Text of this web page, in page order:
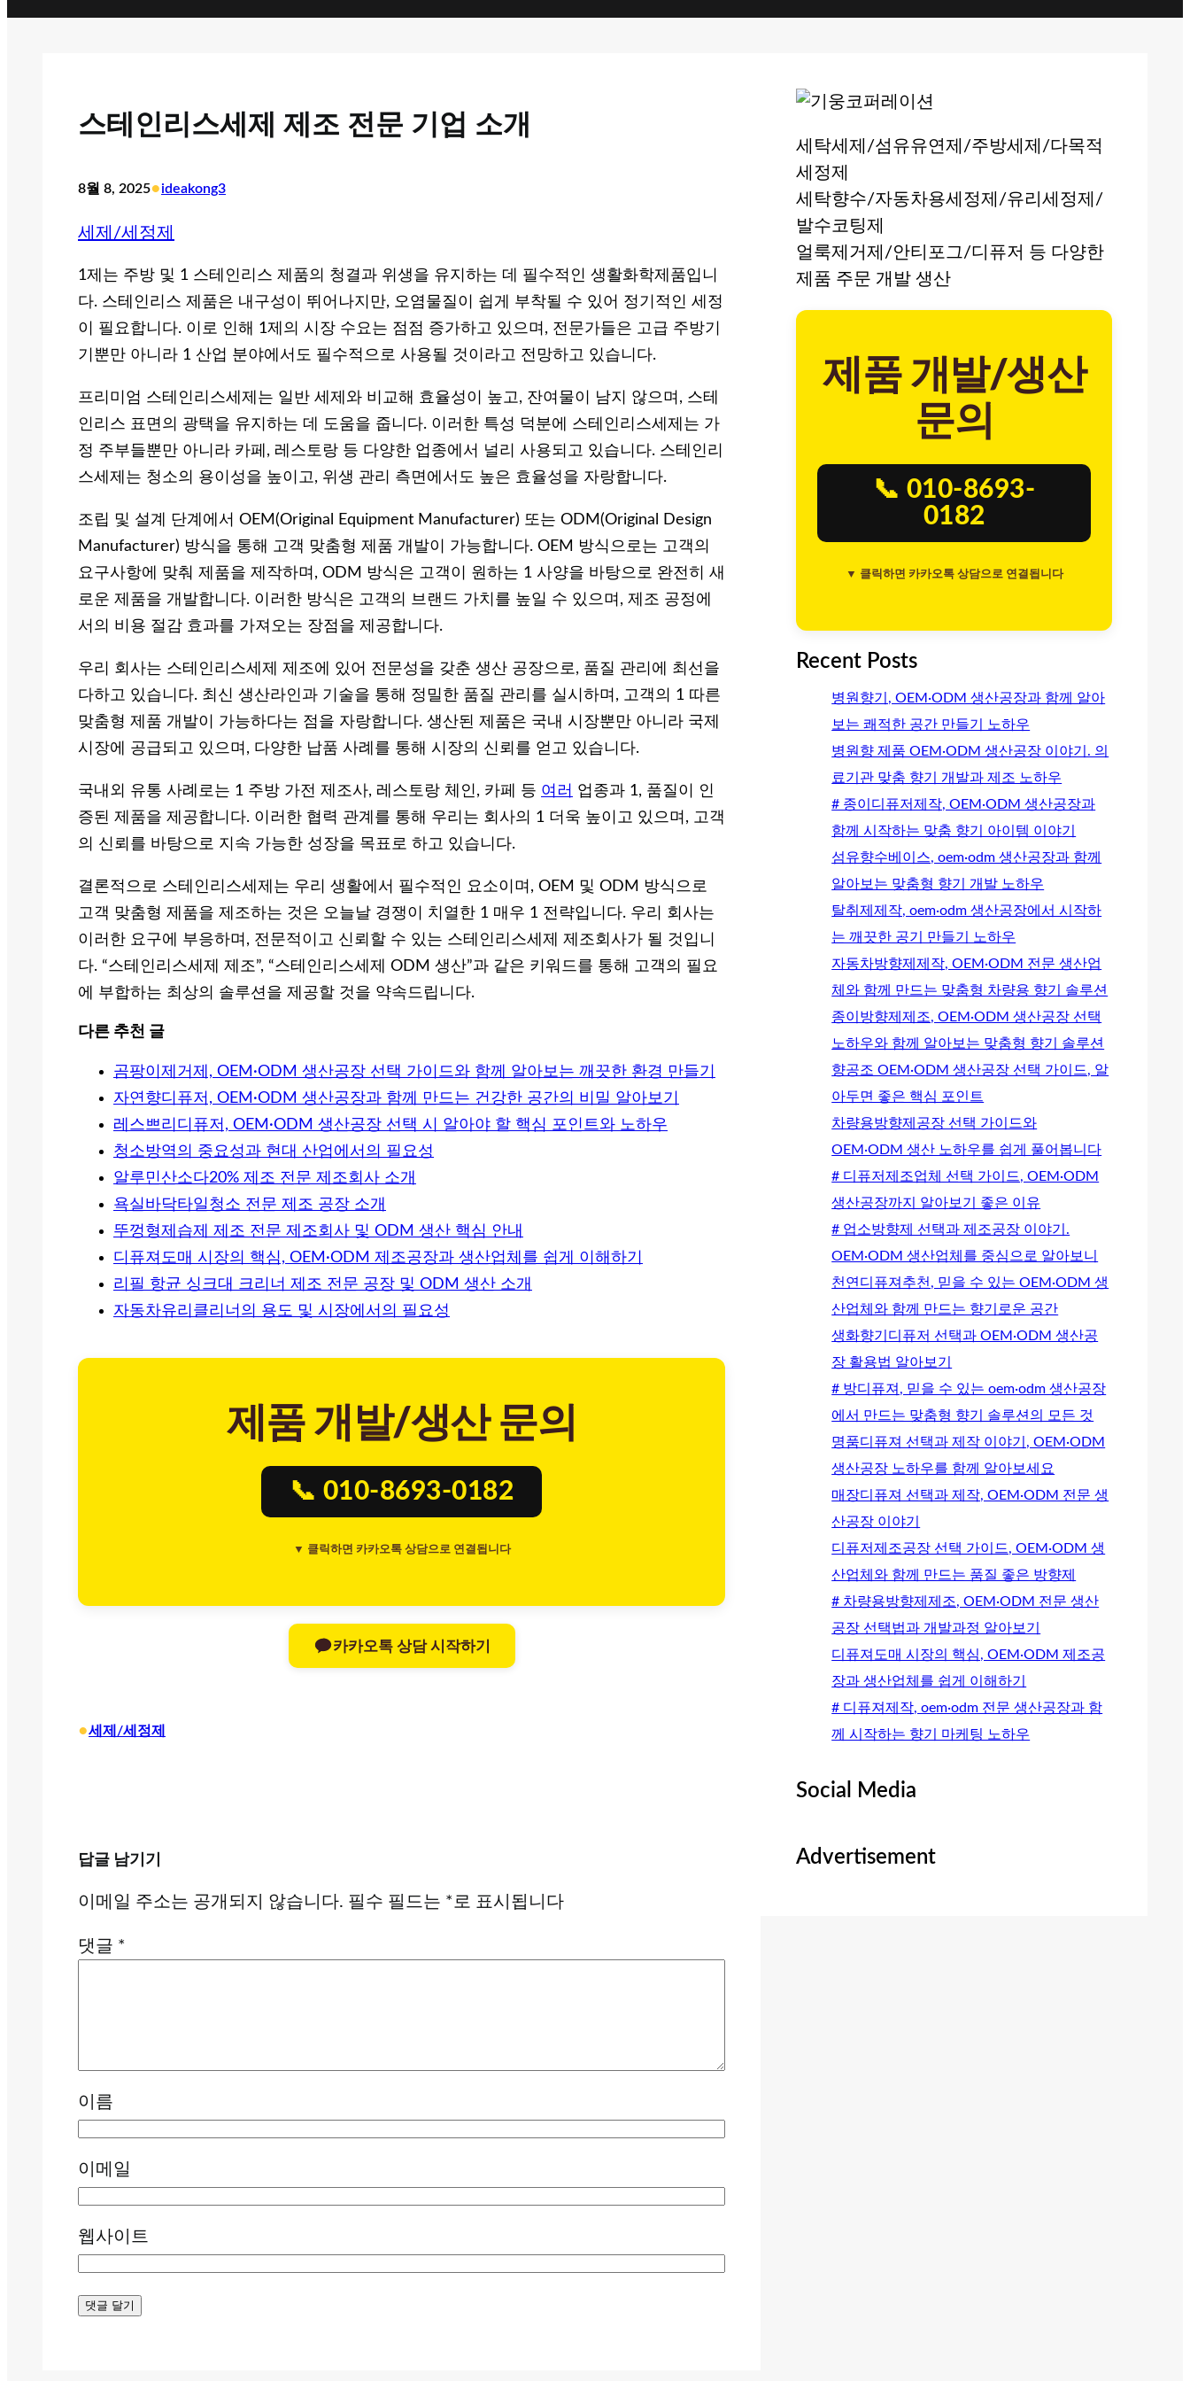
스테인리스세제 제조 전문 기업 소개
8월 8, 2025•ideakong3
세제/세정제
1제는 주방 및 1 스테인리스 제품의 청결과 위생을 유지하는 데 필수적인 생활화학제품입니
다. 스테인리스 제품은 내구성이 뛰어나지만, 오염물질이 쉽게 부착될 수 있어 정기적인 세정
이 필요합니다. 이로 인해 1제의 시장 수요는 점점 증가하고 있으며, 전문가들은 고급 주방기
기뿐만 아니라 1 산업 분야에서도 필수적으로 사용될 것이라고 전망하고 있습니다.
프리미엄 스테인리스세제는 일반 세제와 비교해 효율성이 높고, 잔여물이 남지 않으며, 스테
인리스 표면의 광택을 유지하는 데 도움을 줍니다. 이러한 특성 덕분에 스테인리스세제는 가
정 주부들뿐만 아니라 카페, 레스토랑 등 다양한 업종에서 널리 사용되고 있습니다. 스테인리
스세제는 청소의 용이성을 높이고, 위생 관리 측면에서도 높은 효율성을 자랑합니다.
조립 및 설계 단계에서 OEM(Original Equipment Manufacturer) 또는 ODM(Original Design
Manufacturer) 방식을 통해 고객 맞춤형 제품 개발이 가능합니다. OEM 방식으로는 고객의
요구사항에 맞춰 제품을 제작하며, ODM 방식은 고객이 원하는 1 사양을 바탕으로 완전히 새
로운 제품을 개발합니다. 이러한 방식은 고객의 브랜드 가치를 높일 수 있으며, 제조 공정에
서의 비용 절감 효과를 가져오는 장점을 제공합니다.
우리 회사는 스테인리스세제 제조에 있어 전문성을 갖춘 생산 공장으로, 품질 관리에 최선을
다하고 있습니다. 최신 생산라인과 기술을 통해 정밀한 품질 관리를 실시하며, 고객의 1 따른
맞춤형 제품 개발이 가능하다는 점을 자랑합니다. 생산된 제품은 국내 시장뿐만 아니라 국제
시장에 공급되고 있으며, 다양한 납품 사례를 통해 시장의 신뢰를 얻고 있습니다.
국내외 유통 사례로는 1 주방 가전 제조사, 레스토랑 체인, 카페 등 여러 업종과 1, 품질이 인
증된 제품을 제공합니다. 이러한 협력 관계를 통해 우리는 회사의 1 더욱 높이고 있으며, 고객
의 신뢰를 바탕으로 지속 가능한 성장을 목표로 하고 있습니다.
결론적으로 스테인리스세제는 우리 생활에서 필수적인 요소이며, OEM 및 ODM 방식으로
고객 맞춤형 제품을 제조하는 것은 오늘날 경쟁이 치열한 1 매우 1 전략입니다. 우리 회사는
이러한 요구에 부응하며, 전문적이고 신뢰할 수 있는 스테인리스세제 제조회사가 될 것입니
다. “스테인리스세제 제조”, “스테인리스세제 ODM 생산”과 같은 키워드를 통해 고객의 필요
에 부합하는 최상의 솔루션을 제공할 것을 약속드립니다.
다른 추천 글
곰팡이제거제, OEM·ODM 생산공장 선택 가이드와 함께 알아보는 깨끗한 환경 만들기
자연향디퓨저, OEM·ODM 생산공장과 함께 만드는 건강한 공간의 비밀 알아보기
레스쁘리디퓨저, OEM·ODM 생산공장 선택 시 알아야 할 핵심 포인트와 노하우
청소방역의 중요성과 현대 산업에서의 필요성
알루민산소다20% 제조 전문 제조회사 소개
욕실바닥타일청소 전문 제조 공장 소개
뚜껑형제습제 제조 전문 제조회사 및 ODM 생산 핵심 안내
디퓨져도매 시장의 핵심, OEM·ODM 제조공장과 생산업체를 쉽게 이해하기
리필 항균 싱크대 크리너 제조 전문 공장 및 ODM 생산 소개
자동차유리클리너의 용도 및 시장에서의 필요성
제품 개발/생산 문의
📞 010-8693-0182
▼ 클릭하면 카카오톡 상담으로 연결됩니다
카카오톡 상담 시작하기
•세제/세정제
답글 남기기
이메일 주소는 공개되지 않습니다. 필수 필드는 *로 표시됩니다
댓글 *
이름
이메일
웹사이트
세탁세제/섬유유연제/주방세제/다목적
세정제
세탁향수/자동차용세정제/유리세정제/
발수코팅제
얼룩제거제/안티포그/디퓨저 등 다양한
제품 주문 개발 생산
제품 개발/생산
문의
📞 010-8693-
0182
▼ 클릭하면 카카오톡 상담으로 연결됩니다
Recent Posts
병원향기, OEM·ODM 생산공장과 함께 알아
보는 쾌적한 공간 만들기 노하우
병원향 제품 OEM·ODM 생산공장 이야기. 의
료기관 맞춤 향기 개발과 제조 노하우
# 종이디퓨저제작, OEM·ODM 생산공장과
함께 시작하는 맞춤 향기 아이템 이야기
섬유향수베이스, oem·odm 생산공장과 함께
알아보는 맞춤형 향기 개발 노하우
탈취제제작, oem·odm 생산공장에서 시작하
는 깨끗한 공기 만들기 노하우
자동차방향제제작, OEM·ODM 전문 생산업
체와 함께 만드는 맞춤형 차량용 향기 솔루션
종이방향제제조, OEM·ODM 생산공장 선택
노하우와 함께 알아보는 맞춤형 향기 솔루션
향공조 OEM·ODM 생산공장 선택 가이드, 알
아두면 좋은 핵심 포인트
차량용방향제공장 선택 가이드와
OEM·ODM 생산 노하우를 쉽게 풀어봅니다
# 디퓨저제조업체 선택 가이드, OEM·ODM
생산공장까지 알아보기 좋은 이유
# 업소방향제 선택과 제조공장 이야기.
OEM·ODM 생산업체를 중심으로 알아보니
천연디퓨져추천, 믿을 수 있는 OEM·ODM 생
산업체와 함께 만드는 향기로운 공간
생화향기디퓨저 선택과 OEM·ODM 생산공
장 활용법 알아보기
# 방디퓨져, 믿을 수 있는 oem·odm 생산공장
에서 만드는 맞춤형 향기 솔루션의 모든 것
명품디퓨져 선택과 제작 이야기, OEM·ODM
생산공장 노하우를 함께 알아보세요
매장디퓨져 선택과 제작, OEM·ODM 전문 생
산공장 이야기
디퓨저제조공장 선택 가이드, OEM·ODM 생
산업체와 함께 만드는 품질 좋은 방향제
# 차량용방향제제조, OEM·ODM 전문 생산
공장 선택법과 개발과정 알아보기
디퓨져도매 시장의 핵심, OEM·ODM 제조공
장과 생산업체를 쉽게 이해하기
# 디퓨져제작, oem·odm 전문 생산공장과 함
께 시작하는 향기 마케팅 노하우
Social Media
Advertisement